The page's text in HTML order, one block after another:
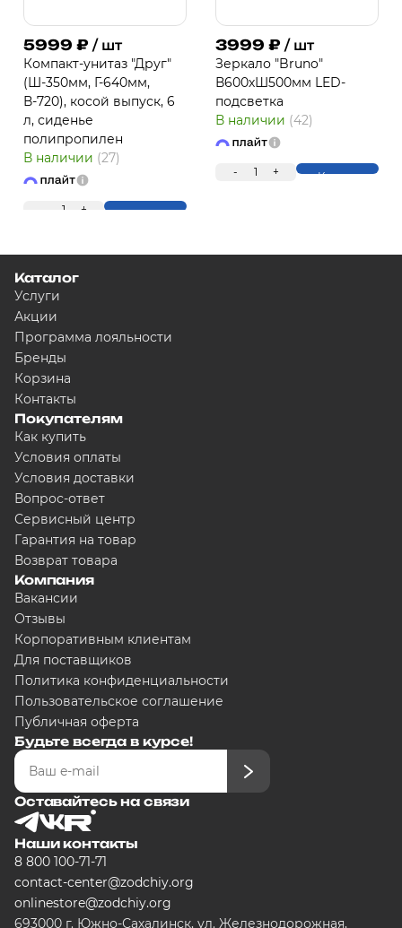
5999 ₽ / шт
Компакт-унитаз "Друг"
(Ш-350мм, Г-640мм,
В-720), косой выпуск, 6
л, сиденье
полипропилен
В наличии (27)
1 + Купить
3999 ₽ / шт
Зеркало "Bruno"
В600хШ500мм LED-
подсветка
В наличии (42)
- 1 + Купить
Каталог
Услуги
Акции
Программа лояльности
Бренды
Корзина
Контакты
Покупателям
Как купить
Условия оплаты
Условия доставки
Вопрос-ответ
Сервисный центр
Гарантия на товар
Возврат товара
Компания
Вакансии
Отзывы
Корпоративным клиентам
Для поставщиков
Политика конфиденциальности
Пользовательское соглашение
Публичная оферта
Будьте всегда в курсе!
Оставайтесь на связи
Наши контакты
8 800 100-71-71
contact-center@zodchiy.org
onlinestore@zodchiy.org
693000 г. Южно-Сахалинск, ул. Железнодорожная,